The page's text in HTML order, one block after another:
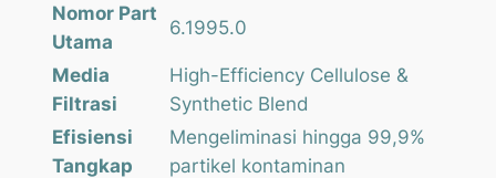
Nomor Part
Utama
6.1995.0
Media
Filtrasi
High-Efficiency Cellulose &
Synthetic Blend
Efisiensi
Tangkap
Mengeliminasi hingga 99,9%
partikel kontaminan